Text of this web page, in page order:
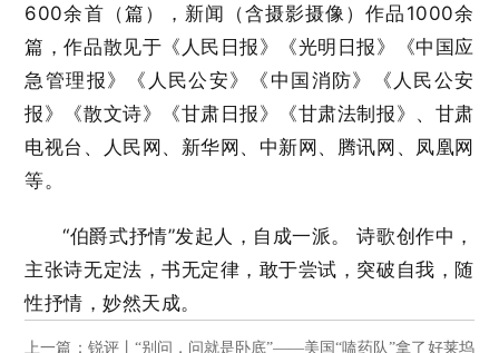
600余首（篇），新闻（含摄影摄像）作品1000余
篇，作品散见于《人民日报》《光明日报》《中国应
急管理报》《人民公安》《中国消防》《人民公安
报》《散文诗》《甘肃日报》《甘肃法制报》、甘肃
电视台、人民网、新华网、中新网、腾讯网、凤凰网
等。
“伯爵式抒情”发起人，自成一派。 诗歌创作中，
主张诗无定法，书无定律，敢于尝试，突破自我，随
性抒情，妙然天成。
上一篇：锐评丨“别问，问就是卧底”——美国“嗑药队”拿了好莱坞